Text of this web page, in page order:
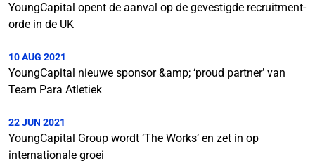
YoungCapital opent de aanval op de gevestigde recruitment-
orde in de UK
10 AUG 2021
YoungCapital nieuwe sponsor &amp; ‘proud partner’ van
Team Para Atletiek
22 JUN 2021
YoungCapital Group wordt ‘The Works’ en zet in op
internationale groei